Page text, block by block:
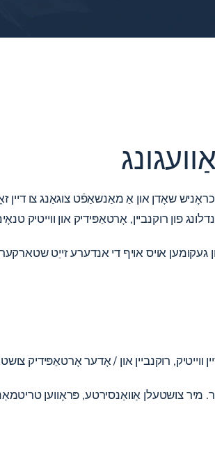
אויס אויף די אנדערע זייַט שטארקער
צושטעלן אַוואַנסירטע, פּראָווען